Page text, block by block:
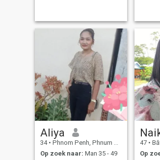
honest personality. I have my
own business and love doing
that I
share
easy
Aliya
34 • Phnom Penh, Phnum Pénh, Cambodja
Op zoek naar: Man 35 - 49
47 •
Op